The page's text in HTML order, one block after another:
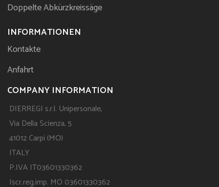
Doppelte Abkürzkreissäge
INFORMATIONEN
Kontakte
Anfahrt
COMPANY INFORMATION
DIERREGI s.r.l. Unipersonale,
Via Della Scienza, 5
41012 Carpi (MO)
ITALY
P.IVA IT03601330362
Iscr.reg.imp. MO 03601330362